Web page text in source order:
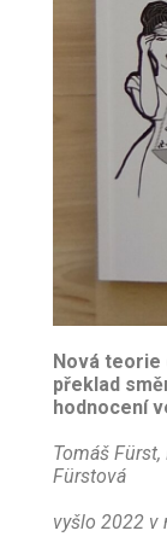
Nová teorie
překlad
hodnocení
Tomáš
Fürstová
vyšlo 2022 v